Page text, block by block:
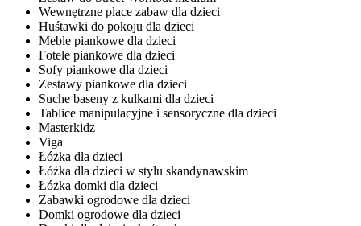
Wewnętrzne place zabaw dla dzieci
Huśtawki do pokoju dla dzieci
Meble piankowe dla dzieci
Fotele piankowe dla dzieci
Sofy piankowe dla dzieci
Zestawy piankowe dla dzieci
Suche baseny z kulkami dla dzieci
Tablice manipulacyjne i sensoryczne dla dzieci
Masterkidz
Viga
Łóżka dla dzieci
Łóżka dla dzieci w stylu skandynawskim
Łóżka domki dla dzieci
Zabawki ogrodowe dla dzieci
Domki ogrodowe dla dzieci